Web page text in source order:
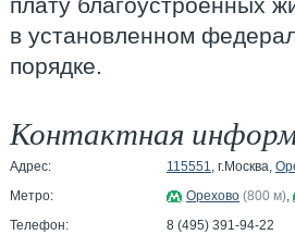
в установленном
порядке.
Контактная
Адрес: 115551, г.Москва,
Метро:
Орехово (800 м),
Телефон:
8 (495) 391-94-22